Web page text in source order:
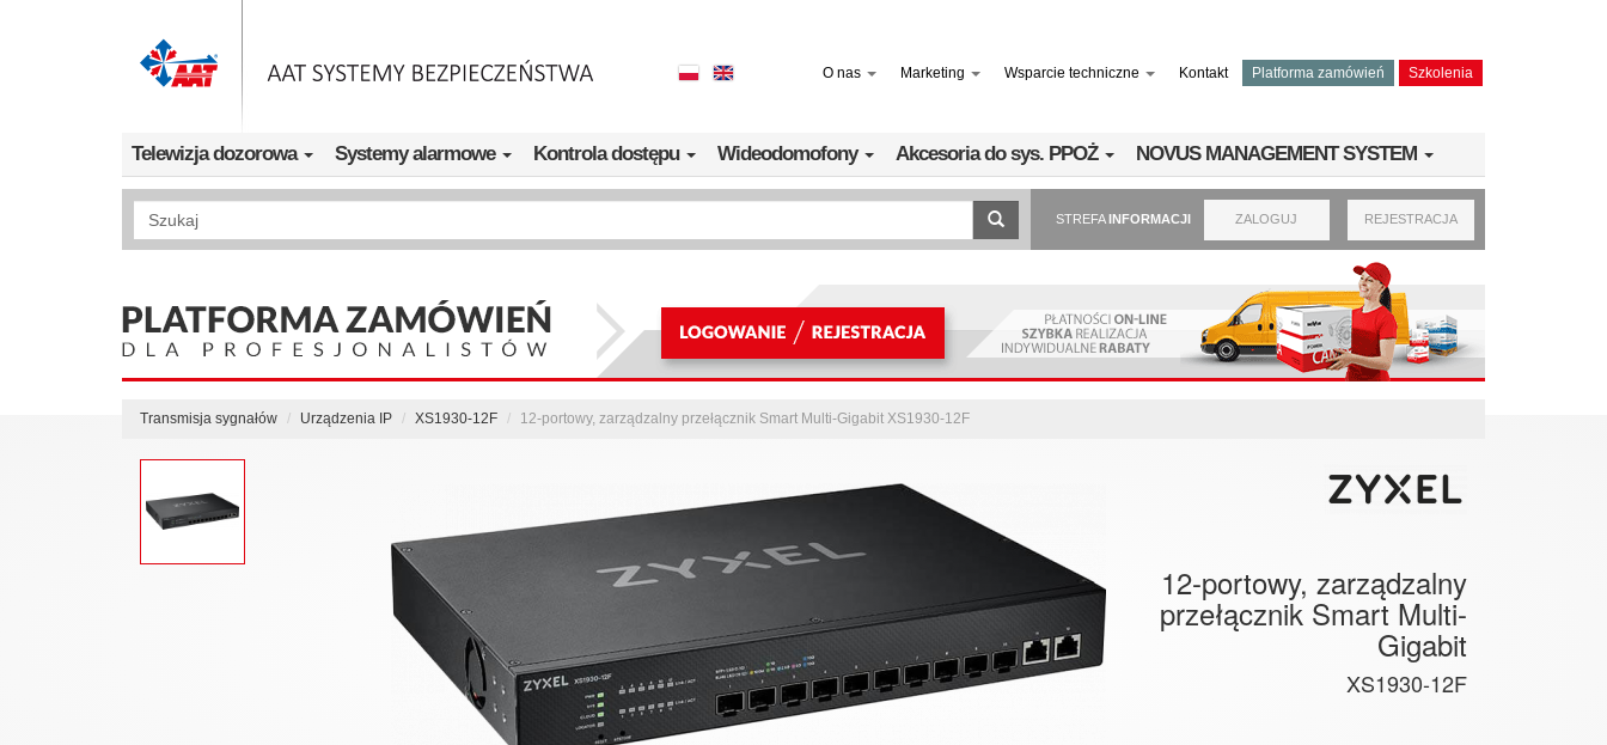
O nas Marketing Wsparcie techniczne Kontakt Platforma zamówień Szkolenia
Telewizja dozorowa Systemy alarmowe Kontrola dostępu Wideodomofony Akcesoria do sys. PPOŻ NOVUS MANAGEMENT SYSTEM
Wyszukiwanie pełnotekstowe STREFAINFORMACJI ZALOGUJ REJESTRACJA
Transmisja sygnałów Urządzenia IP XS1930-12F 12-portowy, zarządzalny przełącznik Smart Multi-Gigabit XS1930-12F
12-portowy, zarządzalny
przełącznik Smart Multi-
Gigabit
XS1930-12F